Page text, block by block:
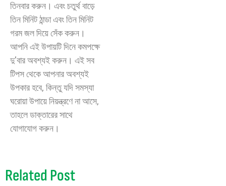
তিনবার করুন। এবং চতুর্থ বাড়ে
তিন মিনিট ঠান্ডা এবং তিন মিনিট
গরম জল দিয়ে সেঁক করুন।
আপনি এই উপায়টি দিনে কমপক্ষে
দু’বার অবশ্যই করুন। এই সব
টিপস থেকে আপনার অবশ্যই
উপকার হবে, কিন্তু যদি সমস্যা
ঘরোয়া উপায়ে নিয়ন্ত্রণে না আসে,
তাহলে ডাক্তারের সাথে
যোগাযোগ করুন।
Related Post